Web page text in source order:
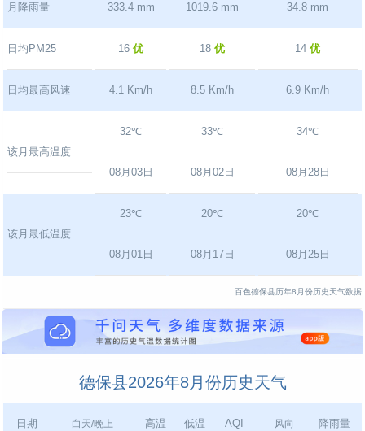
月降雨量 333.4 mm 1019.6 mm 34.8 mm
日均PM25 16优 18优 14优
日均最高风速 4.1 Km/h 8.5 Km/h 6.9 Km/h
该月最高温度
32℃
08月03日
33℃
08月02日
34℃
08月28日
该月最低温度
23℃
08月01日
20℃
08月17日
20℃
08月25日
百色德保县历年8月份历史天气数据
德保县2026年8月份历史天气
日期 白天/晚上 高温 低温 AQI 风向 降雨量